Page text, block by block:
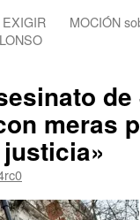
MOCIÓN
meras